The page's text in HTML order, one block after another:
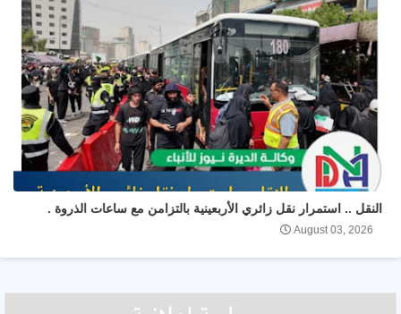
النقل .. استمرار نقل زائري الأربعينية بالتزامن مع ساعات الذروة .
August 03, 2026